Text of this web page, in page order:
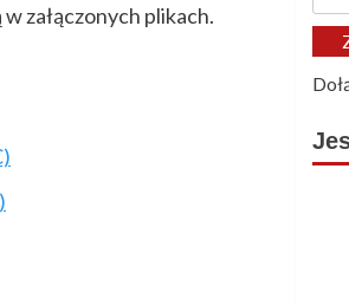
załączonych plikach.
mail